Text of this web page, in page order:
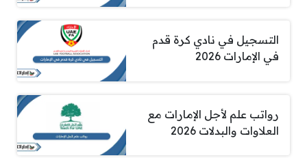
التسجيل في نادي كرة قدم
في الإمارات 2026
رواتب علم لأجل الإمارات مع
العلاوات والبدلات 2026